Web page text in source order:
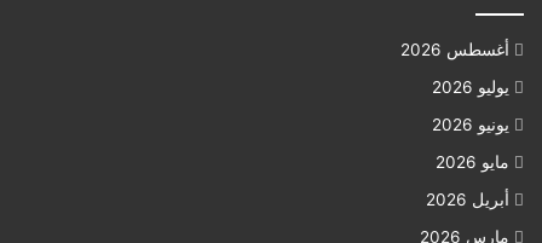
أغسطس 2026
يوليو 2026
يونيو 2026
مايو 2026
أبريل 2026
مارس 2026